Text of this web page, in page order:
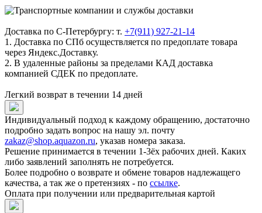
Доставка по С-Петербургу: т. +7(911) 927-21-14
1. Доставка по СПб осуществляется по предоплате товара
через Яндекс.Доставку.
2. В удаленные районы за пределами КАД доставка
компанией СДЕК по предоплате.
Легкий возврат в течении 14 дней
Индивидуальный подход к каждому обращению, достаточно
подробно задать вопрос на нашу эл. почту
zakaz@shop.aquazon.ru, указав номера заказа.
Решение принимается в течении 1-3ёх рабочих дней. Каких
либо заявлений заполнять не потребуется.
Более подробно о возврате и обмене товаров надлежащего
качества, а так же о претензиях - по ссылке.
Оплата при получении или предварительная картой